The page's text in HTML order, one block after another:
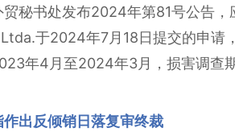
贸秘书处发布2024年第81号公告
于2024年7月18日提交的申请
年4月至2024年3月，损害调
出反倾销日落复审终裁